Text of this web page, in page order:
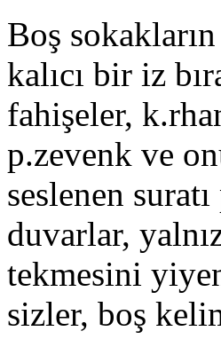
Boş
kalıcı bir iz
fahişeler,
p.zevenk ve
seslenen
duvarlar,
tekmesini
sizler, boş